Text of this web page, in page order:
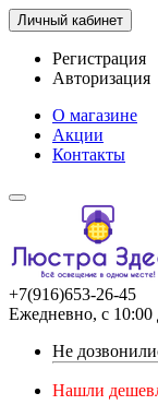
Личный кабинет
Регистрация
Авторизация
О магазине
Акции
Контакты
+7(916)653-26-45
Ежедневно, с 10:00
Не
Нашли